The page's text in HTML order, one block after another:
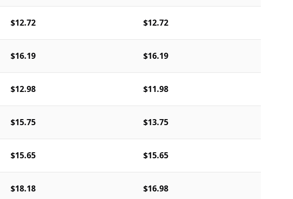
$12.72 $12.72
$16.19 $16.19
$12.98 $11.98
$15.75 $13.75
$15.65 $15.65
$18.18 $16.98